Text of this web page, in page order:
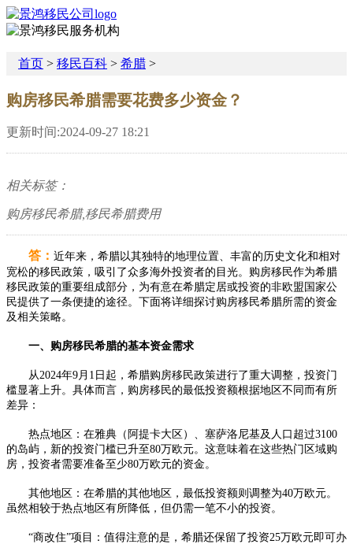
首页 > 移民百科 > 希腊 >
购房移民希腊需要花费多少资金？
更新时间:2024-09-27 18:21
相关标签：
购房移民希腊,移民希腊费用
答： 近年来，希腊以其独特的地理位置、丰富的历史文化和相对
宽松的移民政策，吸引了众多海外投资者的目光。购房移民作为希腊
移民政策的重要组成部分，为有意在希腊定居或投资的非欧盟国家公
民提供了一条便捷的途径。下面将详细探讨购房移民希腊所需的资金
及相关策略。
一、购房移民希腊的基本资金需求
从2024年9月1日起，希腊购房移民政策进行了重大调整，投资门
槛显著上升。具体而言，购房移民的最低投资额根据地区不同而有所
差异：
热点地区：在雅典（阿提卡大区）、塞萨洛尼基及人口超过3100
的岛屿，新的投资门槛已升至80万欧元。这意味着在这些热门区域购
房，投资者需要准备至少80万欧元的资金。
其他地区：在希腊的其他地区，最低投资额则调整为40万欧元。
虽然相较于热点地区有所降低，但仍需一笔不小的投资。
“商改住”项目：值得注意的是，希腊还保留了投资25万欧元即可办